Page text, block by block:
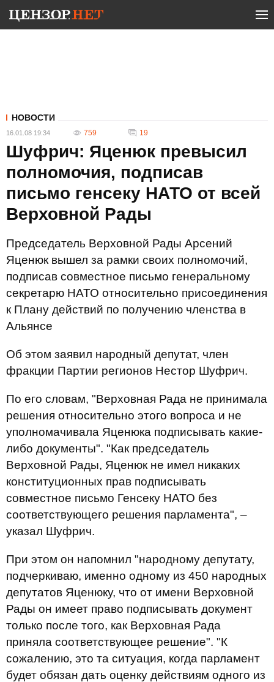
НОВОСТИ
16.01.08 19:34 759 19
Шуфрич: Яценюк превысил
полномочия, подписав
письмо генсеку НАТО от всей
Верховной Рады
Председатель Верховной Рады Арсений
Яценюк вышел за рамки своих полномочий,
подписав совместное письмо генеральному
секретарю НАТО относительно присоединения
к Плану действий по получению членства в
Альянсе
Об этом заявил народный депутат, член
фракции Партии регионов Нестор Шуфрич.
По его словам, "Верховная Рада не принимала
решения относительно этого вопроса и не
уполномачивала Яценюка подписывать какие-
либо документы". "Как председатель
Верховной Рады, Яценюк не имел никаких
конституционных прав подписывать
совместное письмо Генсеку НАТО без
соответствующего решения парламента", –
указал Шуфрич.
При этом он напомнил "народному депутату,
подчеркиваю, именно одному из 450 народных
депутатов Яценюку, что от имени Верховной
Рады он имеет право подписывать документ
только после того, как Верховная Рада
приняла соответствующее решение". "К
сожалению, это та ситуация, когда парламент
будет обязан дать оценку действиям одного из